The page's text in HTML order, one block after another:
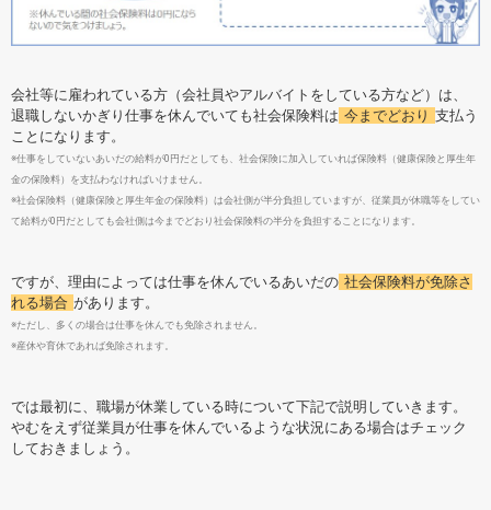
会社等に雇われている方（会社員やアルバイトをしている方など）は、
退職しないかぎり仕事を休んでいても社会保険料は 今までどおり 支払う
ことになります。
※仕事をしていないあいだの給料が0円だとしても、社会保険に加入していれば保険料（健康保険と厚生年
金の保険料）を支払わなければいけません。
※社会保険料（健康保険と厚生年金の保険料）は会社側が半分負担していますが、従業員が休職等をしてい
て給料が0円だとしても会社側は今までどおり社会保険料の半分を負担することになります。
ですが、理由によっては仕事を休んでいるあいだの 社会保険料が免除さ
れる場合 があります。
※ただし、多くの場合は仕事を休んでも免除されません。
※産休や育休であれば免除されます。
では最初に、職場が休業している時について下記で説明していきます。
やむをえず従業員が仕事を休んでいるような状況にある場合はチェック
しておきましょう。